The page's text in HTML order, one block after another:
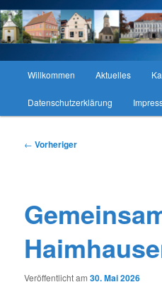
Zum
primären
Inhalt
CSU
CSU Ortsverband Haimhausen
Willkommen Aktuelles
Datenschutzerklärung
Beitragsnavigation
← Vorheriger
Veröffentlicht am30. Mai 2026